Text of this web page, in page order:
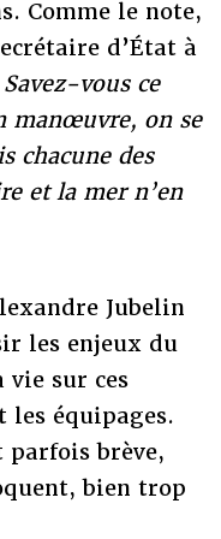
Comme le note,
d’État à
Savez-vous ce
manœuvre, on se
chacune des
et la mer n’en
Jubelin
les enjeux du
vie sur ces
les équipages.
parfois brève,
bien trop